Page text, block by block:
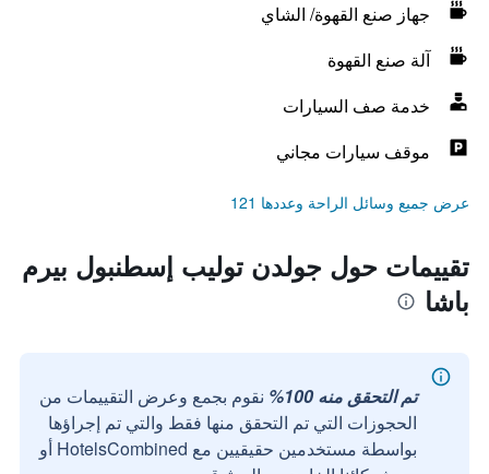
جهاز صنع القهوة/ الشاي
آلة صنع القهوة
خدمة صف السيارات
موقف سيارات مجاني
عرض جميع وسائل الراحة وعددها 121
تقييمات حول جولدن توليب إسطنبول بيرم
باشا
تم التحقق منه 100%
نقوم بجمع وعرض التقييمات من
الحجوزات التي تم التحقق منها فقط والتي تم إجراؤها
بواسطة مستخدمين حقيقيين مع HotelsCombined أو